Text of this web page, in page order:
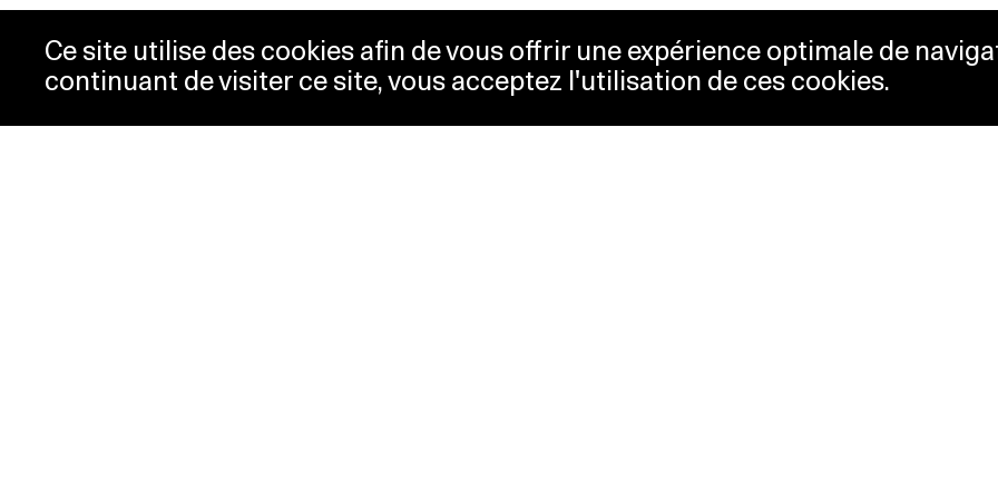
Ce site utilise des cookies afin de vous offrir une expérience optimale de
continuant de visiter ce site, vous acceptez l'utilisation de ces cookies.